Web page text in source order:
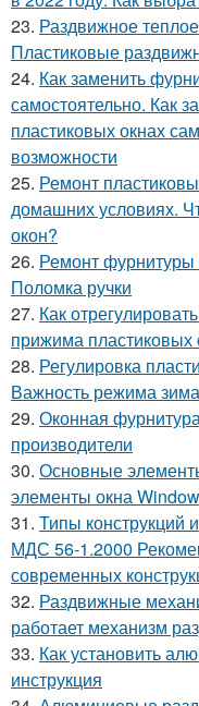
23. Раздвижное
Пластиковые
24. Как заменить
самостоятельно. Как
пластиковых окнах
возможности
25. Ремонт
домашних условиях.
окон?
26. Ремонт фурнитуры
Поломка ручки
27. Как
прижима пластиковых
28. Регулировка
Важность режима
29. Оконная
производители
30. Основные
элементы окна
31. Типы конструкций
МДС 56-1.2000
современных
32. Раздвижные
работает механизм
33. Как установить
инструкция